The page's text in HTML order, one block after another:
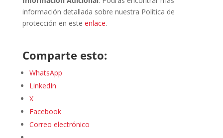
información detallada sobre nuestra Política de
protección en este enlace.
Comparte esto:
WhatsApp
LinkedIn
X
Facebook
Correo electrónico